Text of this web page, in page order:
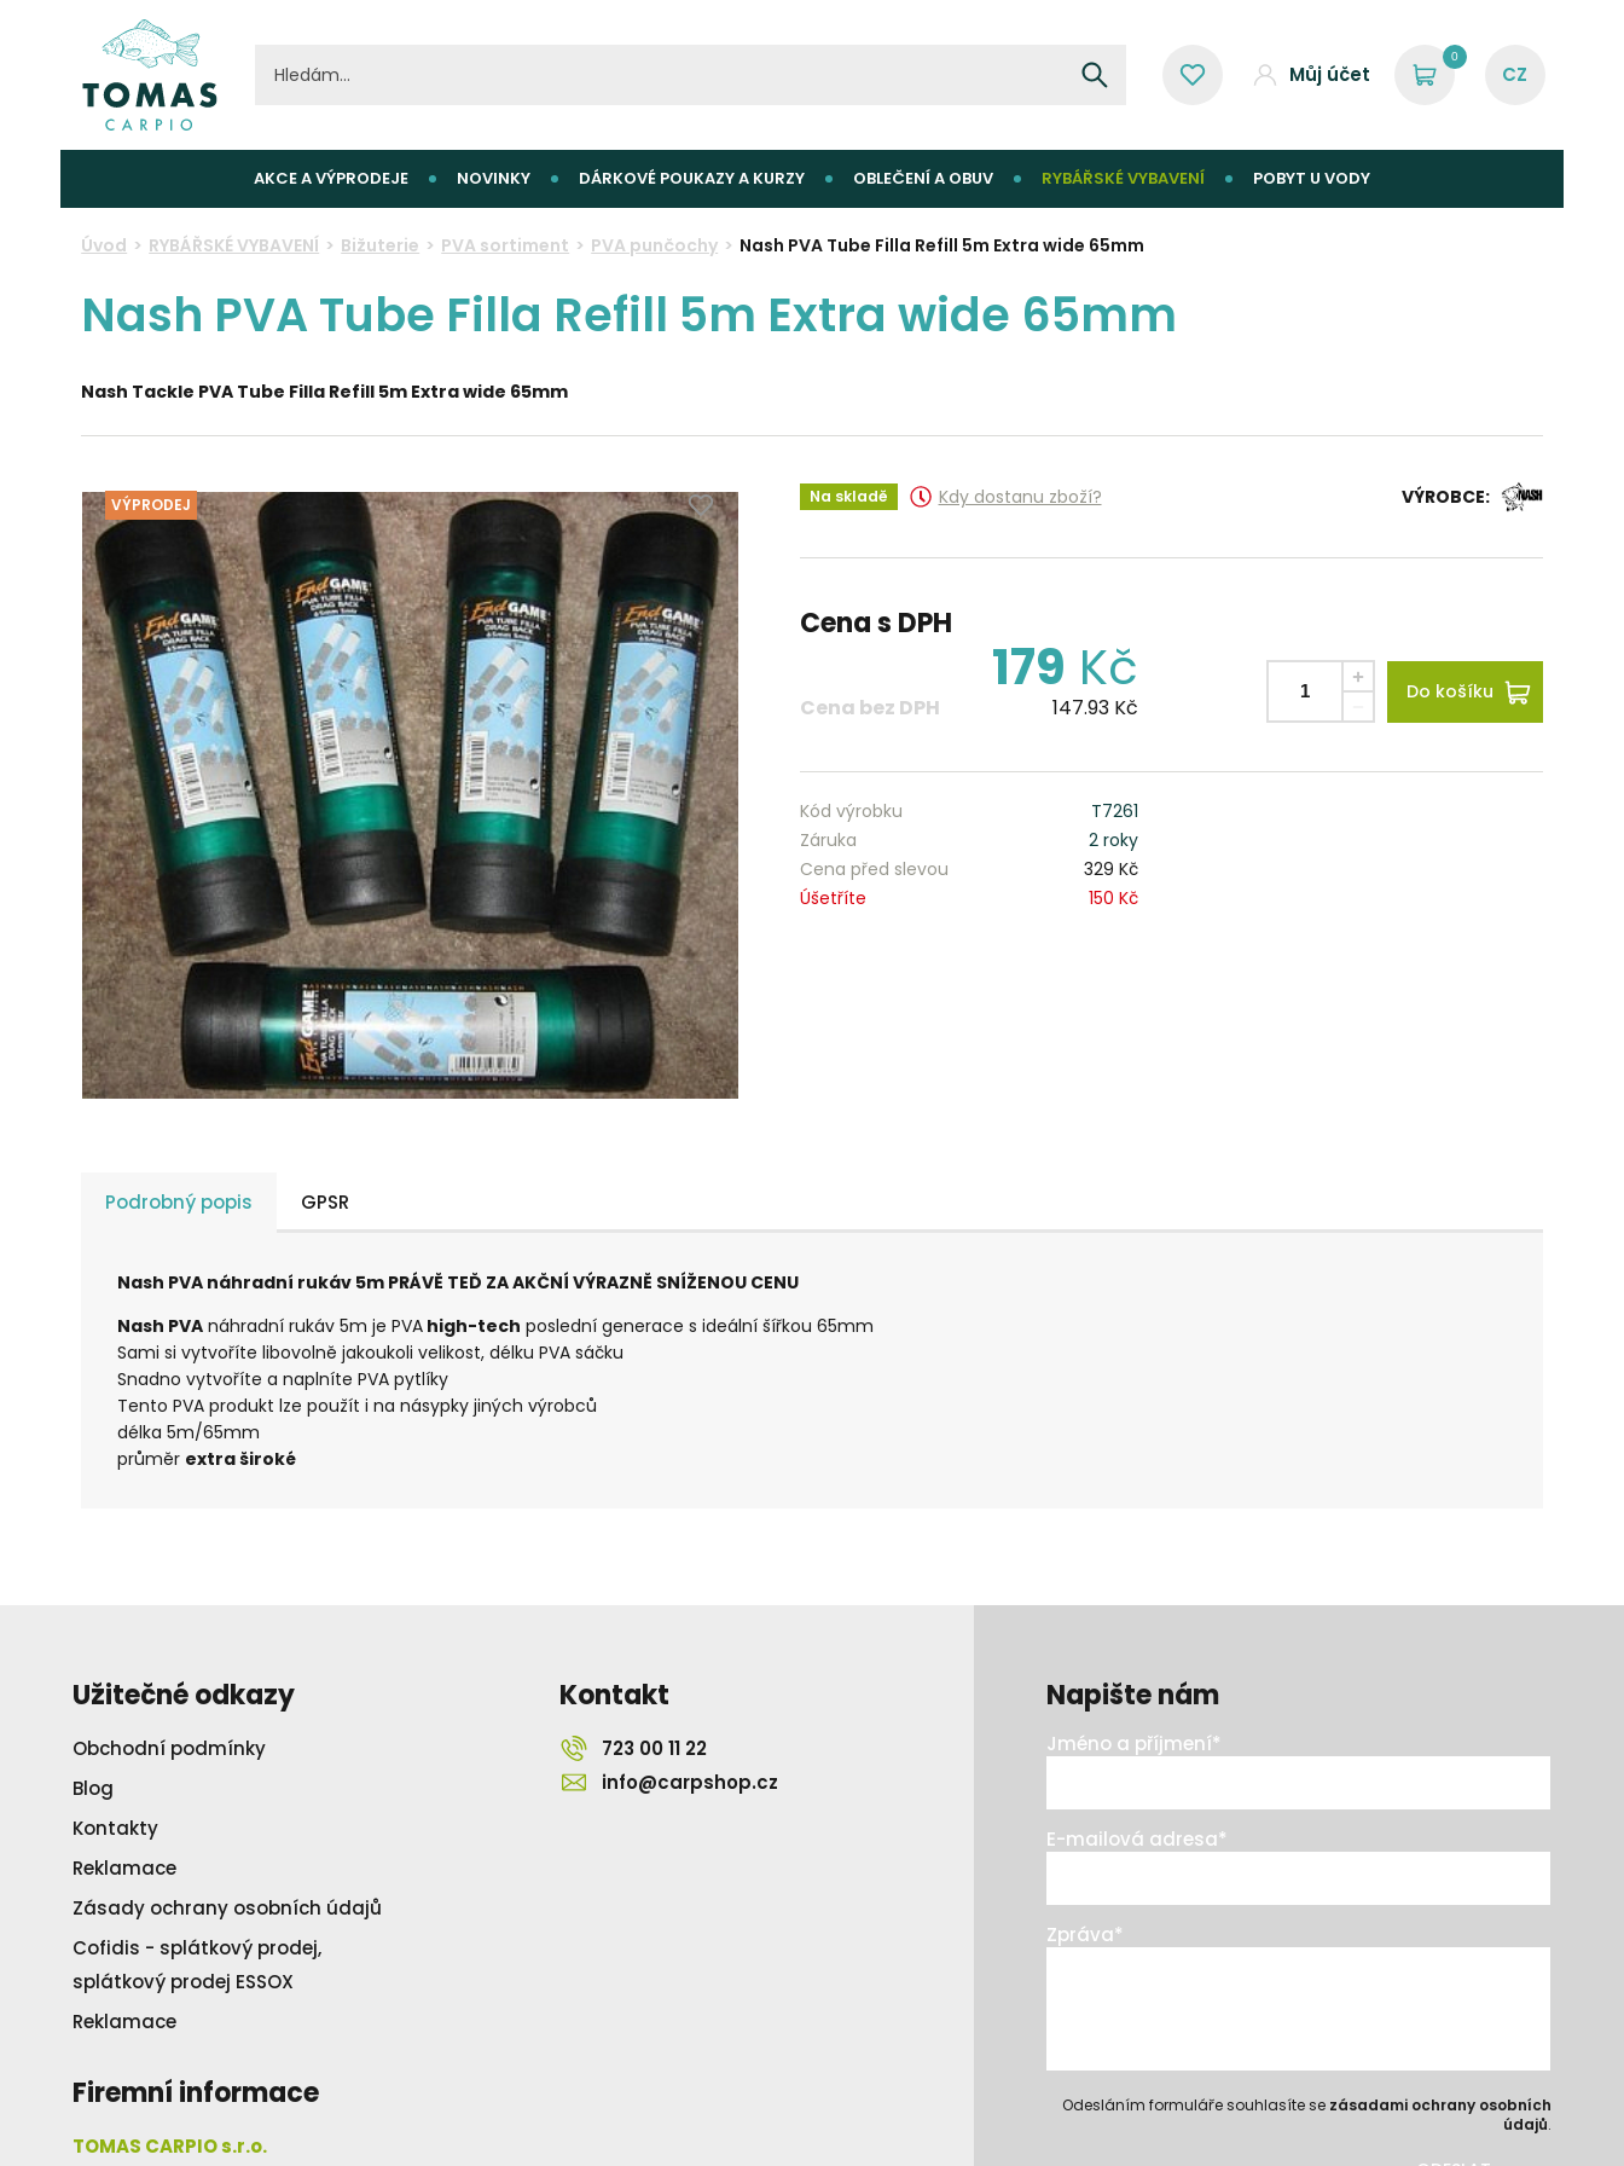
Můj účet
0
AKCE A VÝPRODEJE NOVINKY DÁRKOVÉ POUKAZY A KURZY OBLEČENÍ A OBUV RYBÁŘSKÉ VYBAVENÍ POBYT U VODY
Úvod RYBÁŘSKÉ VYBAVENÍ Bižuterie PVA sortiment PVA punčochy Nash PVA Tube Filla Refill 5m Extra wide 65mm
Nash PVA Tube Filla Refill 5m Extra wide 65mm
Nash Tackle PVA Tube Filla Refill 5m Extra wide 65mm
VÝPRODEJ Na skladě Kdy dostanu zboží? VÝROBCE:
Cena s DPH
179 Kč
Cena bez DPH 147.93Kč
Do košíku
Kód výrobku
T7261
Záruka
2 roky
Cena před slevou
329 Kč
Úšetříte
150 Kč
Podrobný popis GPSR
Nash PVA náhradní rukáv 5m PRÁVĚ TEĎ ZA AKČNÍ VÝRAZNĚ SNÍŽENOU CENU
Nash PVA náhradní rukáv 5m je PVA high-tech poslední generace s ideální šířkou 65mm
Sami si vytvoříte libovolně jakoukoli velikost, délku PVA sáčku
Snadno vytvoříte a naplníte PVA pytlíky
Tento PVA produkt lze použít i na násypky jiných výrobců
délka 5m/65mm
průměr extra široké
Užitečné odkazy
Obchodní podmínky
Blog
Kontakty
Reklamace
Zásady ochrany osobních údajů
Cofidis - splátkový prodej,
splátkový prodej ESSOX
Reklamace
Firemní informace
TOMAS CARPIO s.r.o.
Kontakt
723 00 11 22
info@carpshop.cz
Napište nám
Jméno a příjmení*
E-mailová adresa*
Zpráva*
Odesláním formuláře souhlasíte se zásadami ochrany osobních
údajů.